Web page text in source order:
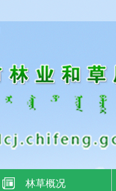
林草概况